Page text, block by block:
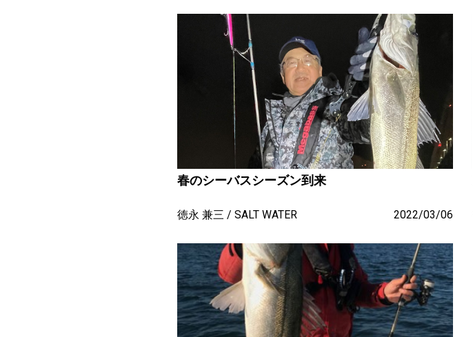
春のシーバスシーズン到来
徳永 兼三 SALT WATER 2022/03/06